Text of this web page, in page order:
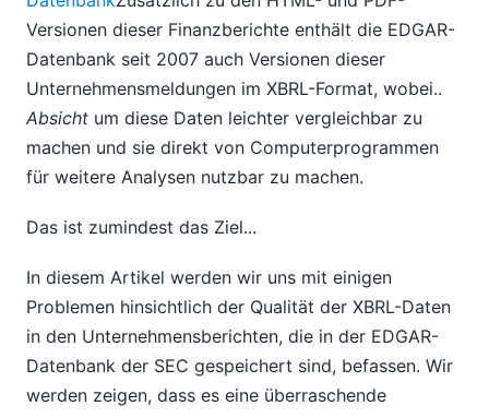
Versionen dieser Finanzberichte enthält die EDGAR-
Datenbank seit 2007 auch Versionen dieser
Unternehmensmeldungen im XBRL-Format, wobei..
Absicht um diese Daten leichter vergleichbar zu
machen und sie direkt von Computerprogrammen
für weitere Analysen nutzbar zu machen.
Das ist zumindest das Ziel...
In diesem Artikel werden wir uns mit einigen
Problemen hinsichtlich der Qualität der XBRL-Daten
in den Unternehmensberichten, die in der EDGAR-
Datenbank der SEC gespeichert sind, befassen. Wir
werden zeigen, dass es eine überraschende